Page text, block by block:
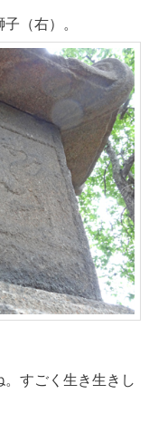
（右）。
すごく生き生きし